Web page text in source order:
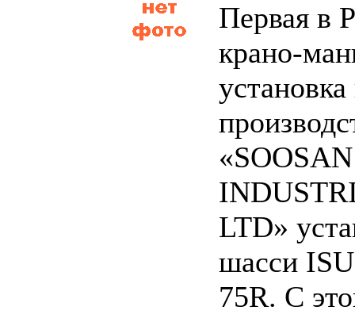
Первая в
крано-
LTD»
шасси
75R. С